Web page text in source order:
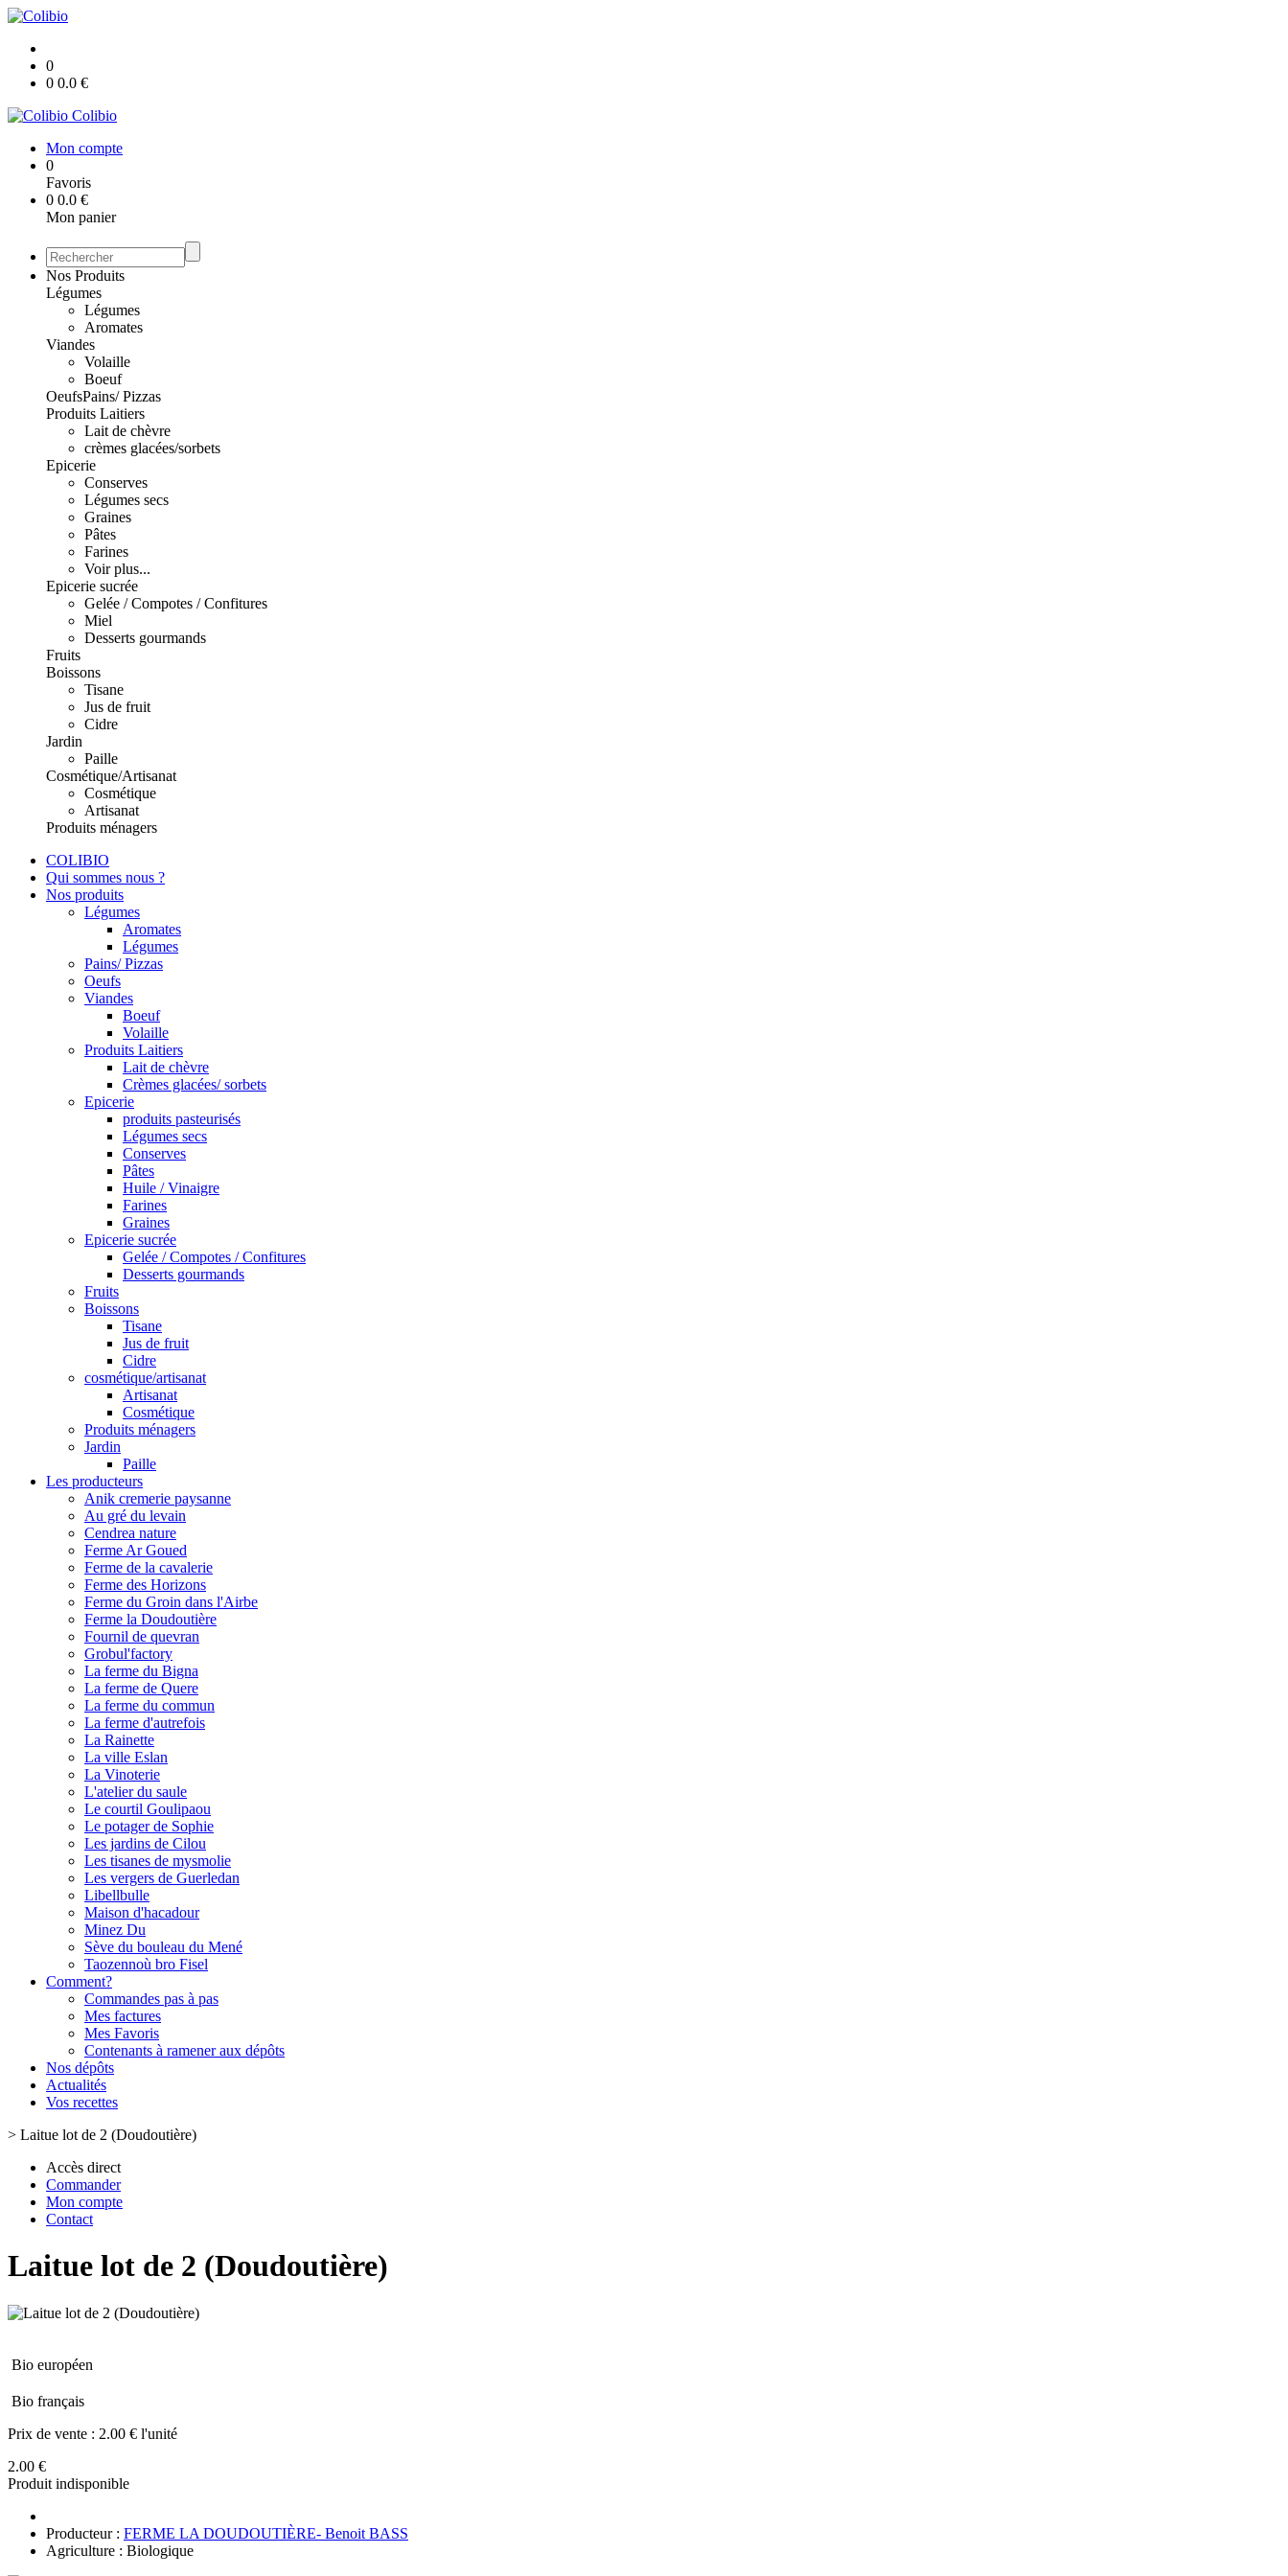
0
0 0.0 €
Colibio
Mon compte
0
Favoris
0 0.0 €
Mon panier
Nos Produits
Légumes
Légumes
Aromates
Viandes
Volaille
Boeuf
OeufsPains/ Pizzas
Produits Laitiers
Lait de chèvre
crèmes glacées/sorbets
Epicerie
Conserves
Légumes secs
Graines
Pâtes
Farines
Voir plus...
Epicerie sucrée
Gelée / Compotes / Confitures
Miel
Desserts gourmands
Fruits
Boissons
Tisane
Jus de fruit
Cidre
Jardin
Paille
Cosmétique/Artisanat
Cosmétique
Artisanat
Produits ménagers
COLIBIO
Qui sommes nous ?
Nos produits
Légumes
Aromates
Légumes
Pains/ Pizzas
Oeufs
Viandes
Boeuf
Volaille
Produits Laitiers
Lait de chèvre
Crèmes glacées/ sorbets
Epicerie
produits pasteurisés
Légumes secs
Conserves
Pâtes
Huile / Vinaigre
Farines
Graines
Epicerie sucrée
Gelée / Compotes / Confitures
Desserts gourmands
Fruits
Boissons
Tisane
Jus de fruit
Cidre
cosmétique/artisanat
Artisanat
Cosmétique
Produits ménagers
Jardin
Paille
Les producteurs
Anik cremerie paysanne
Au gré du levain
Cendrea nature
Ferme Ar Goued
Ferme de la cavalerie
Ferme des Horizons
Ferme du Groin dans l'Airbe
Ferme la Doudoutière
Fournil de quevran
Grobul'factory
La ferme du Bigna
La ferme de Quere
La ferme du commun
La ferme d'autrefois
La Rainette
La ville Eslan
La Vinoterie
L'atelier du saule
Le courtil Goulipaou
Le potager de Sophie
Les jardins de Cilou
Les tisanes de mysmolie
Les vergers de Guerledan
Libellbulle
Maison d'hacadour
Minez Du
Sève du bouleau du Mené
Taozennoù bro Fisel
Comment?
Commandes pas à pas
Mes factures
Mes Favoris
Contenants à ramener aux dépôts
Nos dépôts
Actualités
Vos recettes
> Laitue lot de 2 (Doudoutière)
Accès direct
Commander
Mon compte
Contact
Laitue lot de 2 (Doudoutière)
Bio européen
Bio français
Prix de vente : 2.00 € l'unité
2.00 €
Produit indisponible
Producteur : FERME LA DOUDOUTIÈRE- Benoit BASS
Agriculture : Biologique